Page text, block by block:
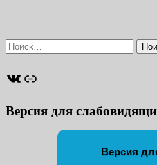
Найти:
ВКонтакте
Ссылка
Версия для
Версия